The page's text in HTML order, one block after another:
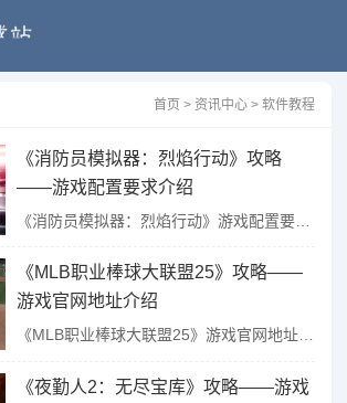
首页 > 资讯中心 > 软件教程
《消防员模拟器：烈焰行动》攻略
——游戏配置要求介绍
《MLB职业棒球大联盟25》攻略——
游戏官网地址介绍
《MLB职业棒球大联盟25》游戏官网地址介绍...
《夜勤人2：无尽宝库》攻略——游戏